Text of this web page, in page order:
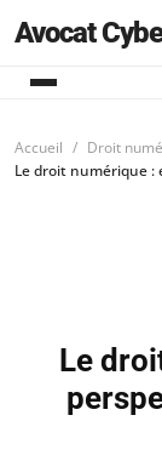
Avocat
Accueil
Droit
Le droit numérique :
Le